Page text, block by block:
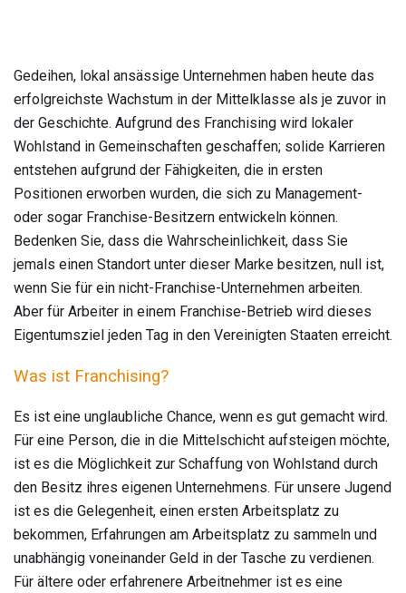
Gedeihen, lokal ansässige Unternehmen haben heute das
erfolgreichste Wachstum in der Mittelklasse als je zuvor in
der Geschichte. Aufgrund des Franchising wird lokaler
Wohlstand in Gemeinschaften geschaffen; solide Karrieren
entstehen aufgrund der Fähigkeiten, die in ersten
Positionen erworben wurden, die sich zu Management-
oder sogar Franchise-Besitzern entwickeln können.
Bedenken Sie, dass die Wahrscheinlichkeit, dass Sie
jemals einen Standort unter dieser Marke besitzen, null ist,
wenn Sie für ein nicht-Franchise-Unternehmen arbeiten.
Aber für Arbeiter in einem Franchise-Betrieb wird dieses
Eigentumsziel jeden Tag in den Vereinigten Staaten erreicht.
Was ist Franchising?
Es ist eine unglaubliche Chance, wenn es gut gemacht wird.
Für eine Person, die in die Mittelschicht aufsteigen möchte,
ist es die Möglichkeit zur Schaffung von Wohlstand durch
den Besitz ihres eigenen Unternehmens. Für unsere Jugend
ist es die Gelegenheit, einen ersten Arbeitsplatz zu
bekommen, Erfahrungen am Arbeitsplatz zu sammeln und
unabhängig voneinander Geld in der Tasche zu verdienen.
Für ältere oder erfahrenere Arbeitnehmer ist es eine